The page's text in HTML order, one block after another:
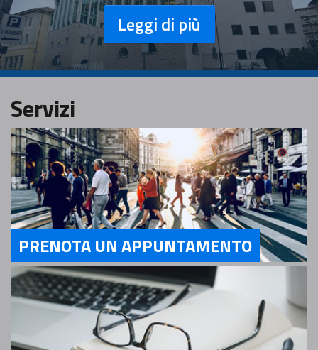
Leggi di più
Servizi
Servizi PRENOTA UN APPUNTAMENTO
PRENOTA UN APPUNTAMENTO